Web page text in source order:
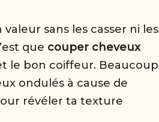
sans les casser ni les
que couper cheveux
le bon coiffeur. Beaucoup
ondulés à cause de
révéler ta texture